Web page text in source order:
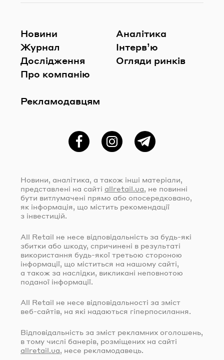
Новини
Журнал
Дослідження
Про компанію
Рекламодавцям
Аналітика
Інтерв’ю
Огляди ринків
ФейсбукInstagramTelegram
Новини, аналітика, а також інші матеріали,
представлені на сайті allretail.ua, не повинні
бути витлумачені прямо або опосередковано,
як інформація, що містить рекомендації
з інвестицій.
All Retail не несе відповідальність за будь-які
збитки або шкоду, спричинені в результаті
використання будь-якої третьою стороною
інформації, що міститься на нашому сайті,
а також за наслідки, викликані неповнотою
поданої інформації.
All Retail не несе відповідальності за зміст
веб-сайтів, на які надаються гіперпосилання.
Відповідальність за зміст рекламних оголошень,
в тому числі банерів, розміщених на сайті
allretail.ua , несе рекламодавець.